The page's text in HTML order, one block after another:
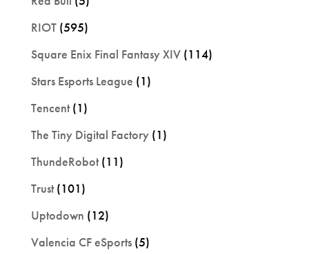
RIOT(595)
Square Enix Final Fantasy XIV(114)
Stars Esports League (1)
Tencent(1)
The Tiny Digital Factory(1)
ThundeRobot(11)
Trust(101)
Uptodown (12)
Valencia CF eSports(5)